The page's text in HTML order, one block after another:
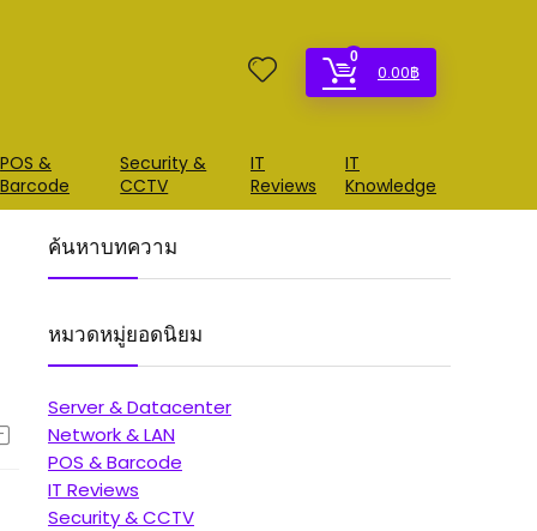
0
0.00฿
POS &
Barcode
Security &
CCTV
IT
Reviews
IT
Knowledge
ค้นหาบทความ
หมวดหมู่ยอดนิยม
Server & Datacenter
Network & LAN
POS & Barcode
IT Reviews
Security & CCTV